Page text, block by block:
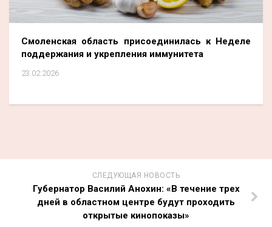
Смоленская область присоединилась к Неделе
поддержания и укрепления иммунитета
23.02.2026
СЛЕДУЮЩАЯ НОВОСТЬ
Губернатор Василий Анохин: «В течение трех
дней в областном центре будут проходить
открытые кинопоказы»